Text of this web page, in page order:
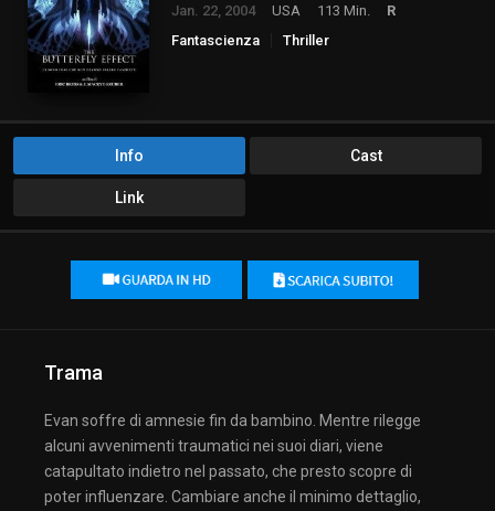
Jan. 22, 2004 USA 113 Min.
R
Fantascienza
Thriller
Info Cast
Link
Trama
Evan soffre di amnesie fin da bambino. Mentre rilegge
alcuni avvenimenti traumatici nei suoi diari, viene
catapultato indietro nel passato, che presto scopre di
poter influenzare. Cambiare anche il minimo dettaglio,